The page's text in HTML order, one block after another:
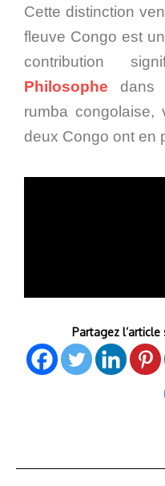
Cette distinction
fleuve Congo est
contribution
Philosophe dans
rumba congolaise,
deux Congo ont en
Partagez